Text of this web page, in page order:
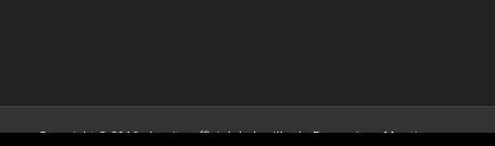
Copyright © 2016 -Le site officiel de la ville de Beaucaire-Mentions